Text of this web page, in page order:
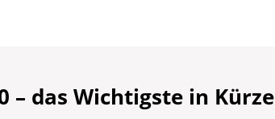
– das Wichtigste in Kürze